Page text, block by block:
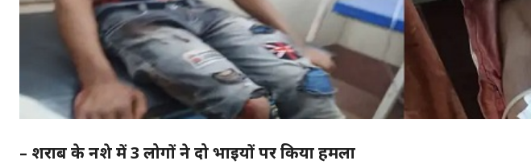
– शराब के नशे में 3 लोगों ने दो भाइयों पर किया हमला